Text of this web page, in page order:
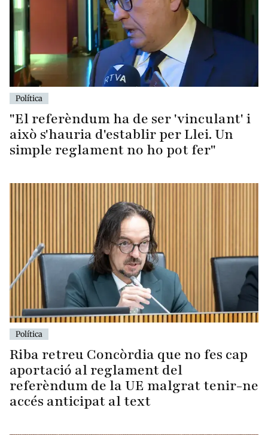
Política
"El referèndum ha de ser 'vinculant' i
això s'hauria d'establir per Llei. Un
simple reglament no ho pot fer"
Política
Riba retreu Concòrdia que no fes cap
aportació al reglament del
referèndum de la UE malgrat tenir-ne
accés anticipat al text